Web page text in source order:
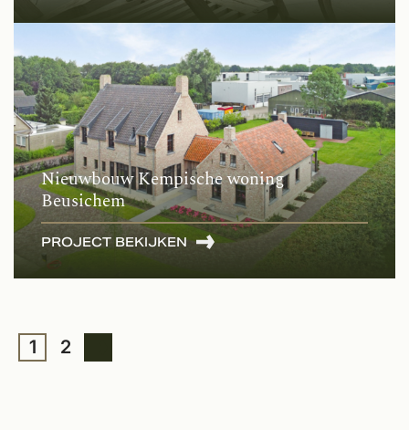
Nieuwbouw Kempische woning
Beusichem
PROJECT BEKIJKEN
1 2